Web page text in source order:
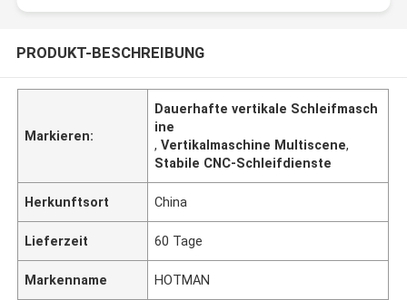
PRODUKT-BESCHREIBUNG
Markieren:
Dauerhafte vertikale Schleifmasch
ine
,Vertikalmaschine Multiscene,
Stabile CNC-Schleifdienste
Herkunftsort China
Lieferzeit 60 Tage
Markenname HOTMAN